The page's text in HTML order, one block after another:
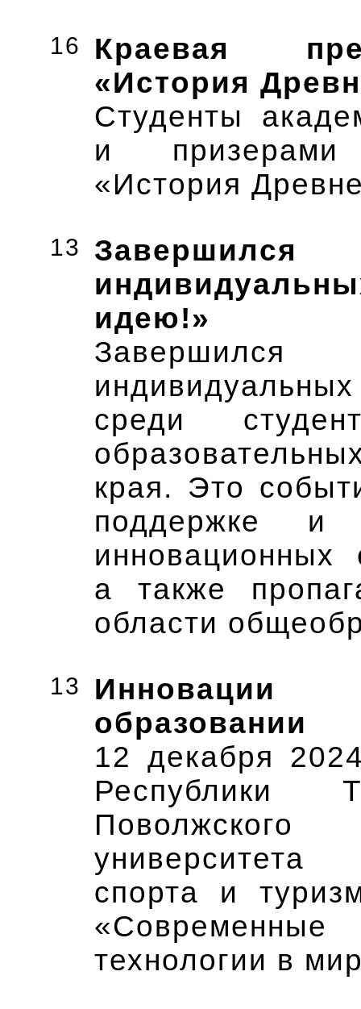
16
Краевая
«История
Студенты
и призерами
«История
13
идею!»
среди
края. Это
поддержке и
инновационных
а также
области
13
Инновации
образовании
12 декабря
Республики
университета
спорта и
технологии в